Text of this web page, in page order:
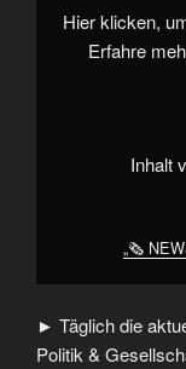
anzeigen
Hier klicken,
Erfahre
Inhalt
„🗞️
► Täglich die
Politik &